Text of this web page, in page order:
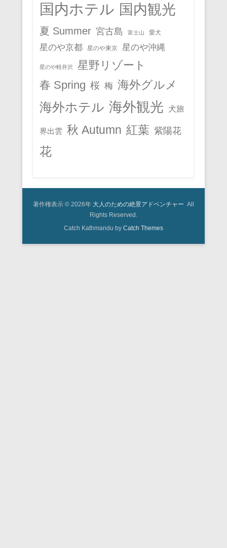
国内ホテル 国内観光
夏 Summer 宮古島 富士山 愛犬
星のや京都 星のや東京 星のや沖縄
星のや軽井沢
星野リゾート
春 Spring 桜 梅 海外グルメ
海外ホテル 海外観光 犬旅
界出雲 秋 Autumn 紅葉 紫陽花
花
著作権表示 © 2026年 大人のための絶景アドベンチャー All
Rights Reserved.
Catch Kathmandu by Catch Themes